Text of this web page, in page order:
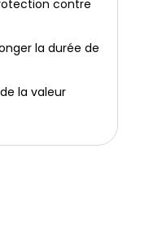
contre
la durée de
la valeur